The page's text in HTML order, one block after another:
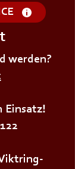
werden?
Einsatz!